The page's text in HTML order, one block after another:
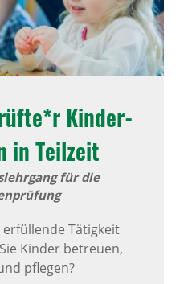
Kinder­
in Teil­zeit
für die
Tätigkeit
Kinder betreuen,
pflegen?